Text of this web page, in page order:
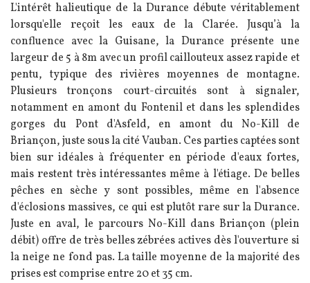
L'intérêt halieutique de la Durance débute véritablement
lorsqu'elle reçoit les eaux de la Clarée. Jusqu’à la
confluence avec la Guisane, la Durance présente une
largeur de 5 à 8m avec un profil caillouteux assez rapide et
pentu, typique des rivières moyennes de montagne.
Plusieurs tronçons court-circuités sont à signaler,
notamment en amont du Fontenil et dans les splendides
gorges du Pont d'Asfeld, en amont du No-Kill de
Briançon, juste sous la cité Vauban. Ces parties captées sont
bien sur idéales à fréquenter en période d'eaux fortes,
mais restent très intéressantes même à l'étiage. De belles
pêches en sèche y sont possibles, même en l'absence
d'éclosions massives, ce qui est plutôt rare sur la Durance.
Juste en aval, le parcours No-Kill dans Briançon (plein
débit) offre de très belles zébrées actives dès l'ouverture si
la neige ne fond pas. La taille moyenne de la majorité des
prises est comprise entre 20 et 35 cm.